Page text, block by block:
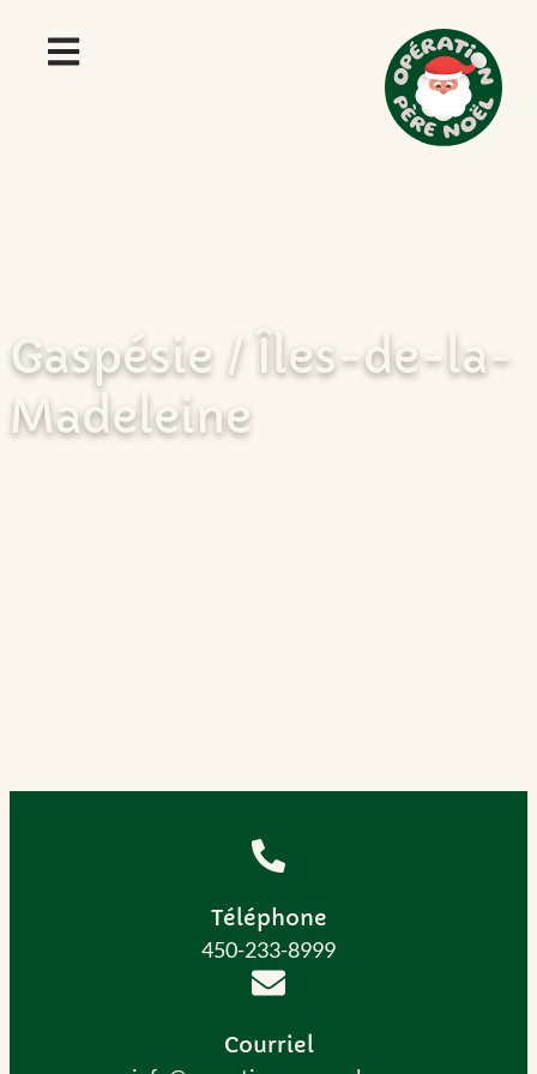
Gaspésie / Îles-de-la-
Madeleine
Téléphone
450-233-8999
Courriel